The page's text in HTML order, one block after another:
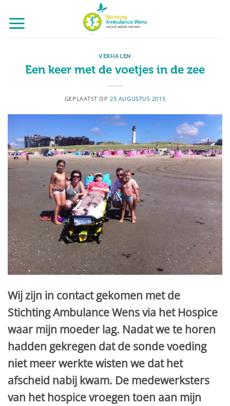
naar
inhoud
VERHALEN
Een keer met de voetjes in de zee
GEPLAATST OP 25 AUGUSTUS 2015
Wij zijn in contact gekomen met de
Stichting Ambulance Wens via het Hospice
waar mijn moeder lag. Nadat we te horen
hadden gekregen dat de sonde voeding
niet meer werkte wisten we dat het
afscheid nabij kwam. De medewerksters
van het hospice vroegen toen aan mijn